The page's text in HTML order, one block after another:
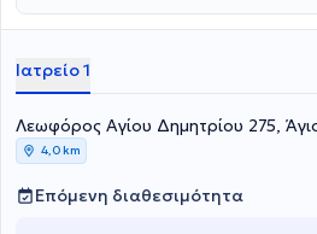
Ιατρείο 1
Λεωφόρος Αγίου Δημητρίου 275,
4,0 km
Επόμενη διαθεσιμότητα